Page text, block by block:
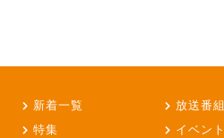
新着一覧 放送番組
特集
イベント